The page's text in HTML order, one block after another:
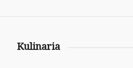
Kulinaria